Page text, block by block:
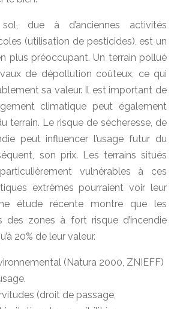
due à d’anciennes activités
(utilisation de pesticides), est un
plus préoccupant. Un terrain pollué
de dépollution coûteux, ce qui
sa valeur. Il est important de
climatique peut également
terrain. Le risque de sécheresse, de
peut influencer l’usage futur du
son prix. Les terrains situés
vulnérables à ces
extrêmes pourraient voir leur
étude récente montre que les
des zones à fort risque d’incendie
20% de leur valeur.
(Natura 2000, ZNIEFF)
(droit de passage,